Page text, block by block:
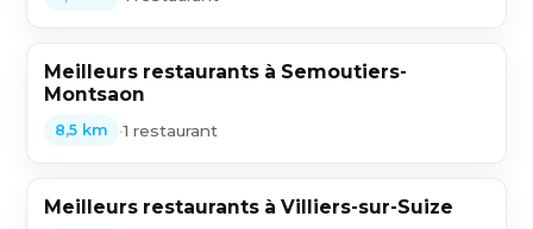
Meilleurs restaurants à Semoutiers-
Montsaon
8,5 km •1 restaurant
Meilleurs restaurants à Villiers-sur-Suize